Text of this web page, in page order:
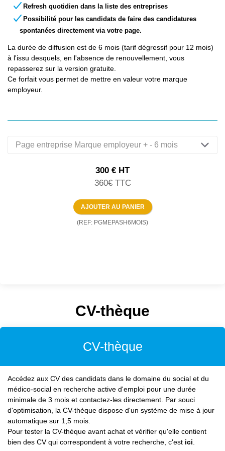
Refresh quotidien dans la liste des entreprises
Possibilité pour les candidats de faire des candidatures
spontanées directement via votre page.
La durée de diffusion est de 6 mois (tarif dégressif pour 12 mois)
à l'issu desquels, en l'absence de renouvellement, vous
repasserez sur la version gratuite.
Ce forfait vous permet de mettre en valeur votre marque
employeur.
300 € HT
360€TTC
(REF: PGMEPASH6MOIS)
CV-thèque
CV-thèque
Accédez aux CV des candidats dans le domaine du social et du
médico-social en recherche active d'emploi pour une durée
minimale de 3 mois et contactez-les directement. Par souci
d'optimisation, la CV-thèque dispose d'un système de mise à jour
automatique sur 1,5 mois.
Pour tester la CV-thèque avant achat et vérifier qu'elle contient
bien des CV qui correspondent à votre recherche, c'est ici